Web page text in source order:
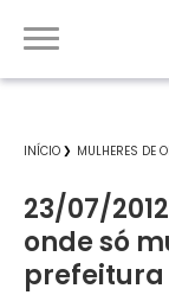
INÍCIO MULHERES DE
23/07/
onde só
prefeitura